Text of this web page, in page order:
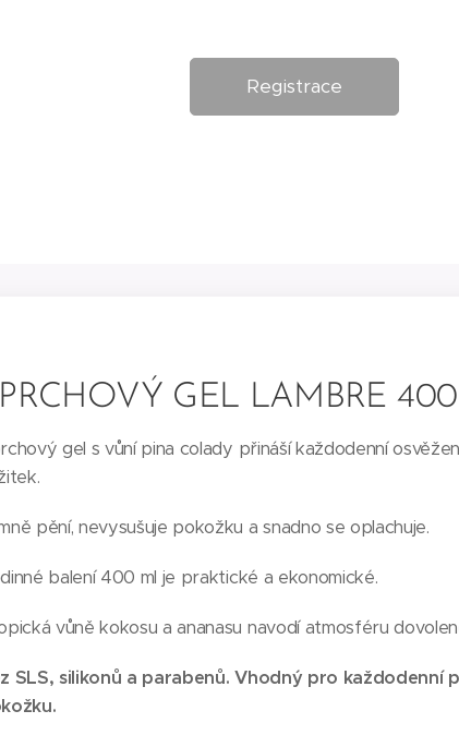
Registrace
GEL LAMBRE
gel s vůní pina colady přináší každodenní
pění, nevysušuje pokožku a snadno se oplachuje.
balení 400 ml je praktické a ekonomické.
vůně kokosu a ananasu navodí atmosféru
SLS, silikonů a parabenů. Vhodný pro každodenní